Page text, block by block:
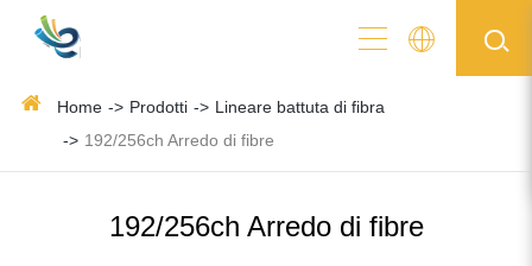
Home Prodotti
Lineare battuta di fibra
192/256ch Arredo di fibre
192/256ch Arredo di fibre